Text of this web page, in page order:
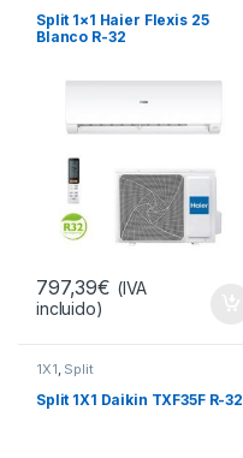
Split 1×1 Haier Flexis 25
Blanco R-32
797,39€ (IVA
incluido)
1X1, Split
Split 1X1 Daikin TXF35F R-32